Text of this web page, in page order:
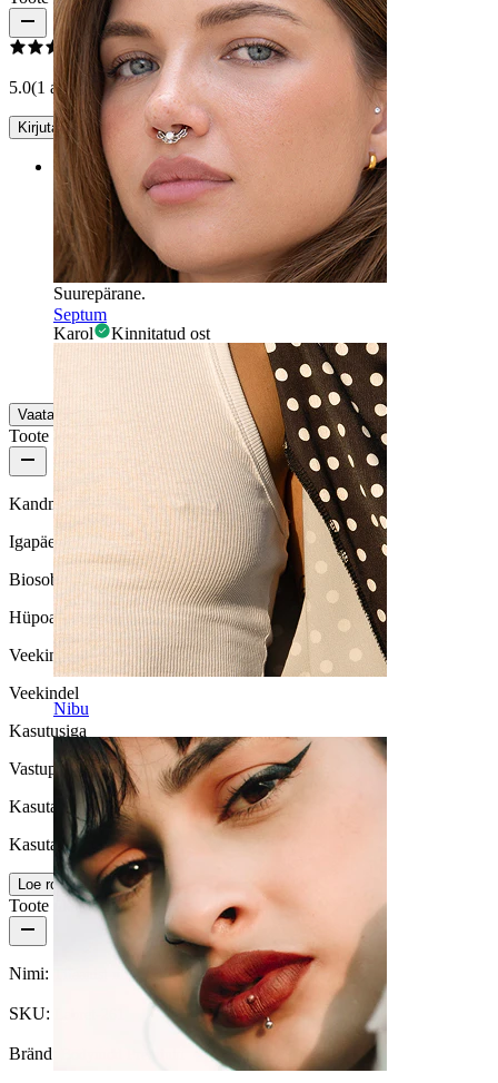
Septum
Nibu
5.0(1 arvustust)
Kirjuta arvustus
Rating
Suurepärane.
Suurepärane.
Karol Kinnitatud ost
Masintõlgitud Kuva algne versioon
Vaata lisaks
Toote kvaliteet
Kandmissagedus
Igapäeva kasutus
Biosobivus
Hüpoallergeenne
Veekindlus
Veekindel
Kasutusiga
Vastupidav
Kasutamise lihtsus
Kasutajasõbralik
Loe rohkem
Toote üksikasjad
Nimi: Titaanist mini lillega labret
SKU:
Bränd: